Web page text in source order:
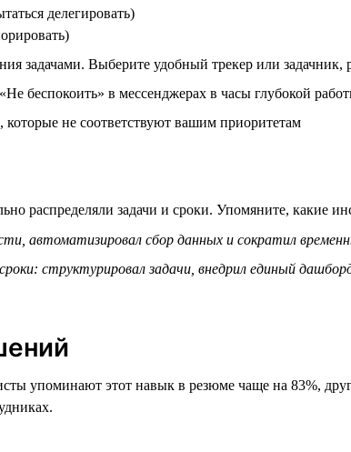
делегировать)
задачами. Выберите удобный трекер или задачник,
беспокоить» в мессенджерах в часы глубокой
которые не соответствуют вашим приоритетам
распределяли задачи и сроки. Упомяните, какие
автоматизировал сбор данных и сократил
структурировал задачи, внедрил единый
упоминают этот навык в резюме чаще на 83%,